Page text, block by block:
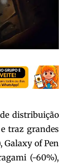
distribuição
traz grandes
of Pen
(-60%),